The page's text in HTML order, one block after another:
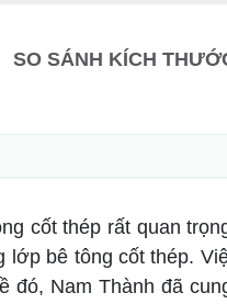
SO SÁNH KÍCH
cốt thép rất quan
lớp bê tông cốt thép.
đó, Nam Thành đã